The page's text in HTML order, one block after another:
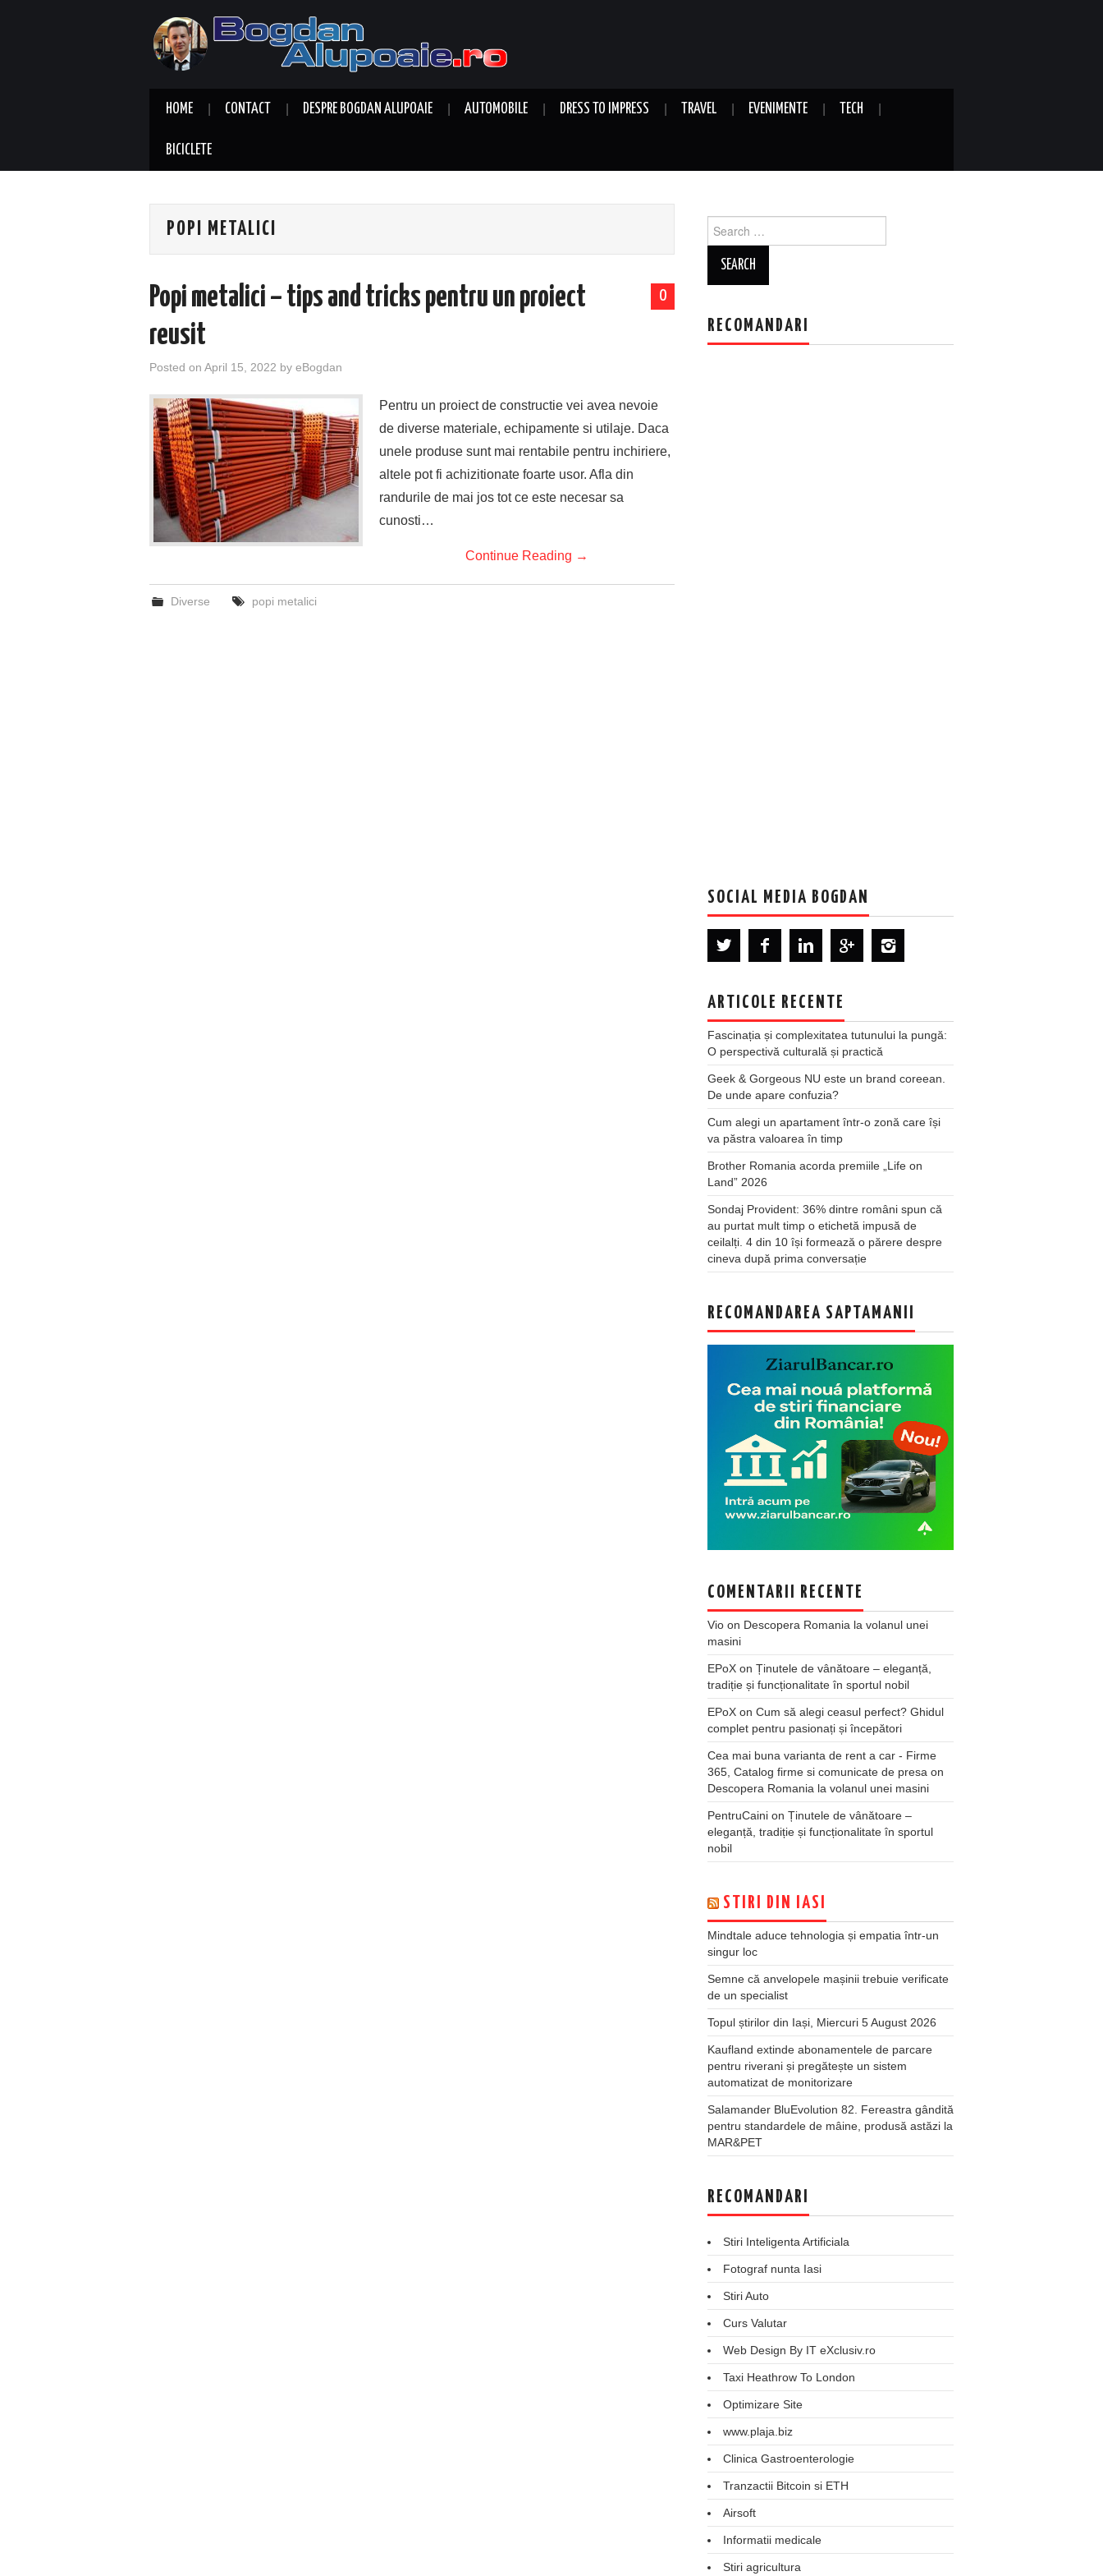
HOME CONTACT DESPRE BOGDAN ALUPOAIE AUTOMOBILE DRESS TO IMPRESS TRAVEL EVENIMENTE TECH
BICICLETE
POPI METALICI
0
Popi metalici – tips and tricks pentru un proiect
reusit
Posted on April 15, 2022 by eBogdan
Pentru un proiect de constructie vei avea nevoie
de diverse materiale, echipamente si utilaje. Daca
unele produse sunt mai rentabile pentru inchiriere,
altele pot fi achizitionate foarte usor. Afla din
randurile de mai jos tot ce este necesar sa
cunosti…
Continue Reading →
Diverse popi metalici
for:
RECOMANDARI
SOCIAL MEDIA BOGDAN
ARTICOLE RECENTE
Fascinația și complexitatea tutunului la pungă:
O perspectivă culturală și practică
Geek & Gorgeous NU este un brand coreean.
De unde apare confuzia?
Cum alegi un apartament într-o zonă care își
va păstra valoarea în timp
Brother Romania acorda premiile „Life on
Land” 2026
Sondaj Provident: 36% dintre români spun că
au purtat mult timp o etichetă impusă de
ceilalți. 4 din 10 își formează o părere despre
cineva după prima conversație
RECOMANDAREA SAPTAMANII
COMENTARII RECENTE
Vio on Descopera Romania la volanul unei
masini
EPoX on Ținutele de vânătoare – eleganță,
tradiție și funcționalitate în sportul nobil
EPoX on Cum să alegi ceasul perfect? Ghidul
complet pentru pasionați și începători
Cea mai buna varianta de rent a car - Firme
365, Catalog firme si comunicate de presa on
Descopera Romania la volanul unei masini
PentruCaini on Ținutele de vânătoare –
eleganță, tradiție și funcționalitate în sportul
nobil
STIRI DIN IASI
Mindtale aduce tehnologia și empatia într-un
singur loc
Semne că anvelopele mașinii trebuie verificate
de un specialist
Topul știrilor din Iași, Miercuri 5 August 2026
Kaufland extinde abonamentele de parcare
pentru riverani și pregătește un sistem
automatizat de monitorizare
Salamander BluEvolution 82. Fereastra gândită
pentru standardele de mâine, produsă astăzi la
MAR&PET
RECOMANDARI
Stiri Inteligenta Artificiala
Fotograf nunta Iasi
Stiri Auto
Curs Valutar
Web Design By IT eXclusiv.ro
Taxi Heathrow To London
Optimizare Site
www.plaja.biz
Clinica Gastroenterologie
Tranzactii Bitcoin si ETH
Airsoft
Informatii medicale
Stiri agricultura